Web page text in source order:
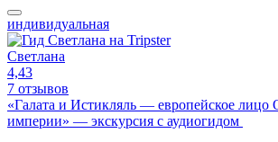
индивидуальная
Светлана
4,43
7 отзывов
«Галата и Истикляль — европейское лицо
империи» — экскурсия с аудиогидом